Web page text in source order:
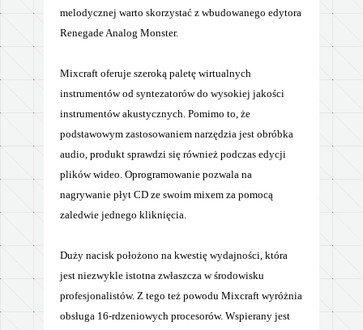
melodycznej warto skorzystać z wbudowanego edytora
Renegade Analog Monster.
Mixcraft oferuje szeroką paletę wirtualnych
instrumentów od syntezatorów do wysokiej jakości
instrumentów akustycznych. Pomimo to, że
podstawowym zastosowaniem narzędzia jest obróbka
audio, produkt sprawdzi się również podczas edycji
plików wideo. Oprogramowanie pozwala na
nagrywanie płyt CD ze swoim mixem za pomocą
zaledwie jednego kliknięcia.
Duży nacisk położono na kwestię wydajności, która
jest niezwykle istotna zwłaszcza w środowisku
profesjonalistów. Z tego też powodu Mixcraft wyróżnia
obsługa 16-rdzeniowych procesorów. Wspierany jest